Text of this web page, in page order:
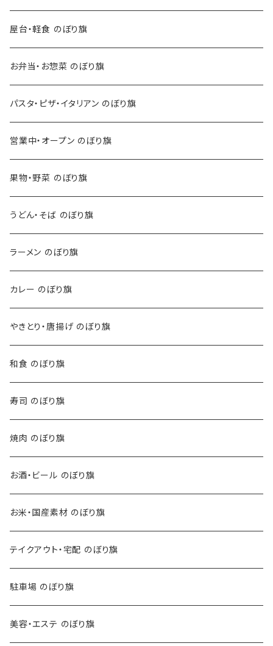
屋台・軽食 のぼり旗
お弁当・お惣菜 のぼり旗
パスタ・ピザ・イタリアン のぼり旗
営業中・オープン のぼり旗
果物・野菜 のぼり旗
うどん・そば のぼり旗
ラーメン のぼり旗
カレー のぼり旗
やきとり・唐揚げ のぼり旗
和食 のぼり旗
寿司 のぼり旗
焼肉 のぼり旗
お酒・ビール のぼり旗
お米・国産素材 のぼり旗
テイクアウト・宅配 のぼり旗
駐車場 のぼり旗
美容・エステ のぼり旗